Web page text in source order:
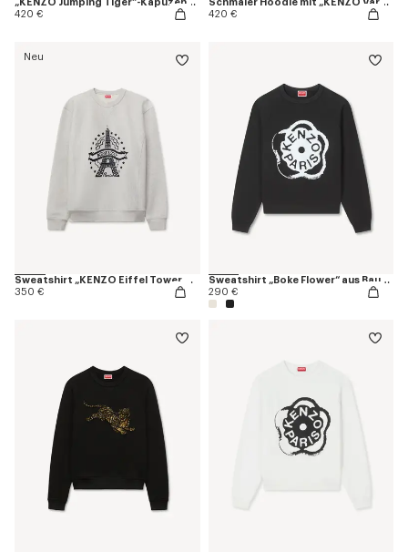
„KENZO Jumping Tiger“-Kapuzenpullover mit Reißverschluss aus Baumwolle im Fischgrätmuster
420 €
Schmaler Hoodie mit „KENZO Varsity“-Stickerei aus Baumwolle
420 €
Neu
Sweatshirt „KENZO Eiffel Tower Design“ aus Baumwolle
350 €
Sweatshirt „Boke Flower“ aus Baumwolle
290 €